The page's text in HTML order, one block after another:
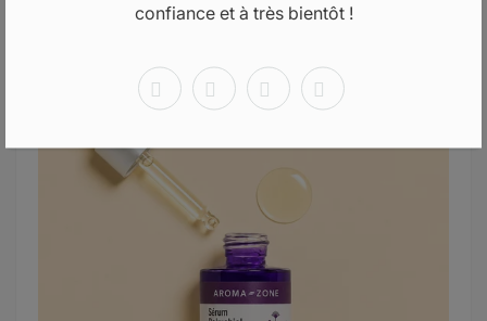
confiance et à très bientôt !
FRANCE SÉRUM BAKUCHIOL AZ